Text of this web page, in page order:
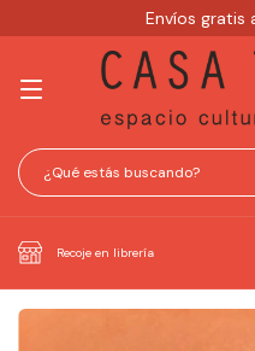
Envíos gratis
Recoje en librería